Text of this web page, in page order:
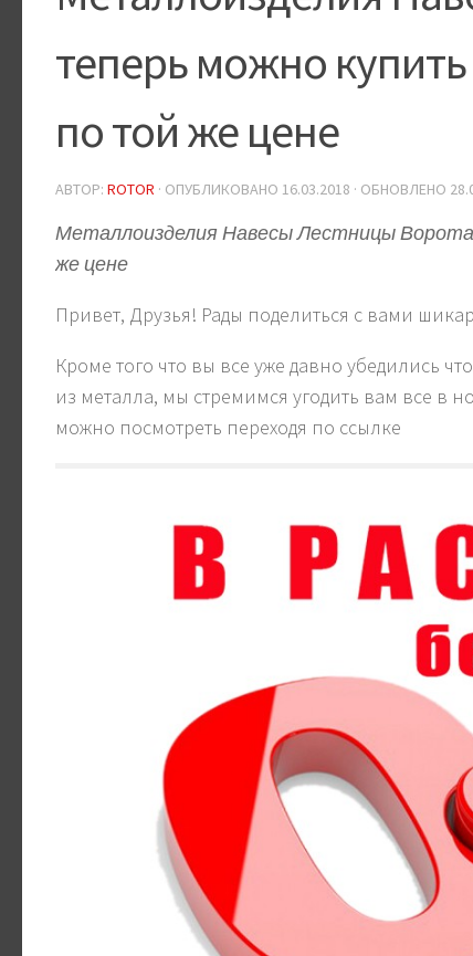
теперь можно
по той же цене
АВТОР: ROTOR · ОПУБЛИКОВАНО 16.03.2018 · ОБНОВЛЕНО
Металлоизделия Навесы Лестницы
же цене
Привет, Друзья! Рады поделиться с вами
Кроме того что вы все уже давно убедились
из металла, мы стремимся угодить вам все в
можно посмотреть переходя по ссылке